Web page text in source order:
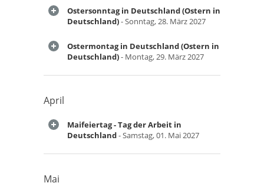
Ostersonntag in Deutschland (Ostern in
Deutschland)- Sonntag, 28. März 2027
Ostermontag in Deutschland (Ostern in
Deutschland)- Montag, 29. März 2027
April
Maifeiertag - Tag der Arbeit in
Deutschland- Samstag, 01. Mai 2027
Mai